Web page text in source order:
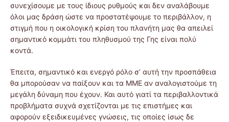
συνεχίσουμε με τους ίδιους ρυθμούς και δεν αναλάβουμε
όλοι μας δράση ώστε να προστατέψουμε το περιβάλλον, η
στιγμή που η οικολογική κρίση του πλανήτη μας θα απειλεί
σημαντικό κομμάτι του πληθυσμού της Γης είναι πολύ
κοντά.
Έπειτα, σημαντικό και ενεργό ρόλο σ’ αυτή την προσπάθεια
θα μπορούσαν να παίξουν και τα ΜΜΕ αν αναλογιστούμε τη
μεγάλη δύναμη που έχουν. Και αυτό γιατί τα περιβαλλοντικά
προβλήματα συχνά σχετίζονται με τις επιστήμες και
αφορούν εξειδικευμένες γνώσεις, τις οποίες ίσως δε